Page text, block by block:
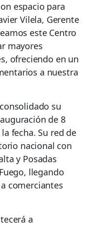
espacio para
Vilela, Gerente
este Centro
mayores
ofreciendo en un
a nuestra
su
de 8
fecha. Su red de
nacional con
y Posadas
llegando
comerciantes
a